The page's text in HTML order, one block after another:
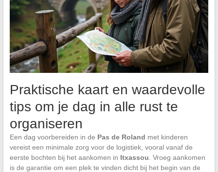
Praktische kaart en waardevolle
tips om je dag in alle rust te
organiseren
Een dag voorbereiden in de Pas de Roland met kinderen
vereist een minimale zorg voor de logistiek, vooral vanaf de
eerste bochten bij het aankomen in Itxassou . Vroeg aankomen
is de garantie om een plek te vinden dicht bij het begin van de